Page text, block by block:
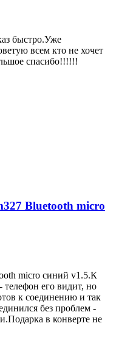
быстро.Уже
всем кто не хочет
спасибо!!!!!!
Bluetooth micro
micro синий v1.5.К
телефон его видит, но
к соединению и так
без проблем -
в конверте не